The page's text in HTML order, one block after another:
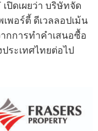
ปิดเผยว่า บริษัทจัด
พอร์ตี้ ดีเวลลอปเม้น
กการทำคำเสนอซื้อ
ระเทศไทยต่อไป